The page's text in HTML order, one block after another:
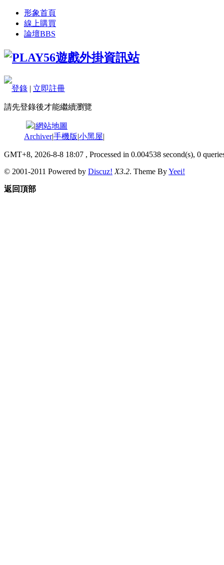
形象首頁
線上購買
論壇BBS
登錄 | 立即註冊
請先登錄後才能繼續瀏覽
|網站地圖
Archiver|手機版|小黑屋|
GMT+8, 2026-8-8 18:07 , Processed in 0.004538 second(s), 0
© 2001-2011 Powered by Discuz! X3.2. Theme ByYeei!
返回頂部